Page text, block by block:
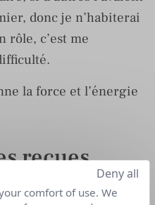
donc je n’habiterai
rôle, c’est me
la force et l’énergie
reçues
qu’elles soient faites
comfort of use. We
Deny all